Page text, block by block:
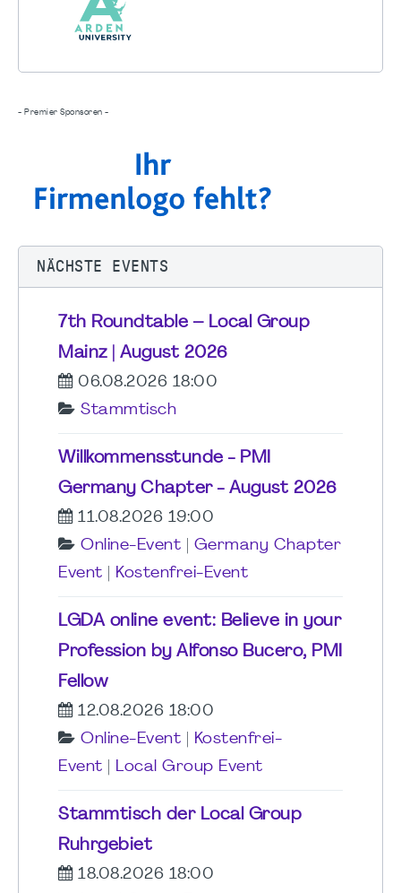
- Premier Sponsoren -
NÄCHSTE EVENTS
7th Roundtable – Local Group
Mainz | August 2026
06.08.2026 18:00
Stammtisch
Willkommensstunde - PMI
Germany Chapter - August 2026
11.08.2026 19:00
Online-Event
Germany Chapter
Event
Kostenfrei-Event
LGDA online event: Believe in your
Profession by Alfonso Bucero, PMI
Fellow
12.08.2026 18:00
Online-Event
Kostenfrei-
Event
Local Group Event
Stammtisch der Local Group
Ruhrgebiet
18.08.2026 18:00